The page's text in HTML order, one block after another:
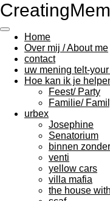
Ga
naar
hoofdinhoud
Home
Over mij / About me
contact
uw mening telt-
Hoe kan ik je
Feest/ Party
Familie/
urbex
Josephine
Senatorium
binnen
venti
yellow cars
villa mafia
the house